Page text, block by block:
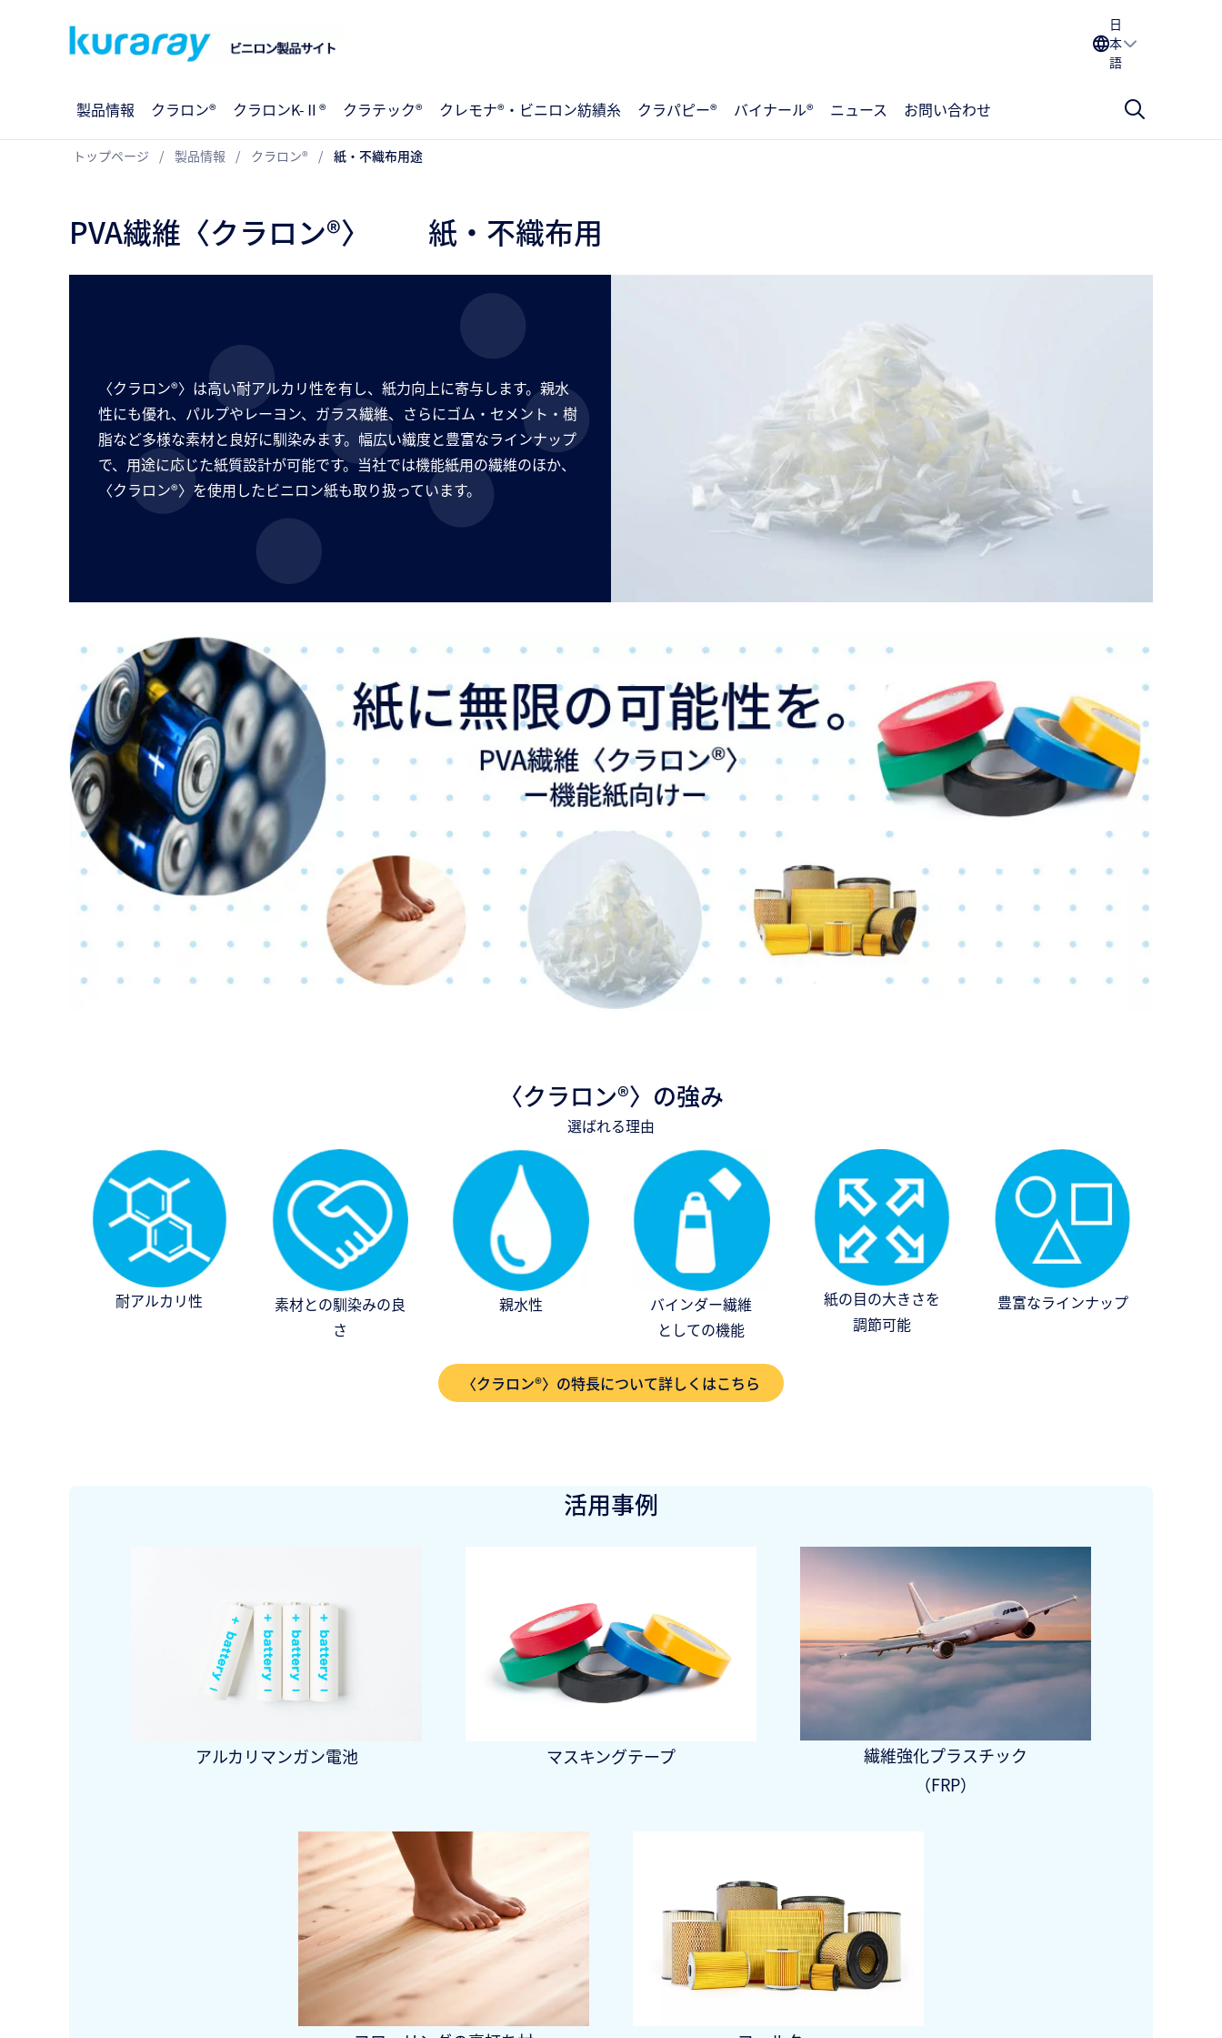
日
本
語
製品情報 クラロン® クラロンK-Ⅱ® クラテック® クレモナ®・ビニロン紡績糸 クラパピー® バイナール® ニュース お問い合わせ
トップページ 製品情報 クラロン® 紙・不織布用途
PVA繊維〈クラロン®〉 紙・不織布用
〈クラロン®〉は高い耐アルカリ性を有し、紙力向上に寄与します。親水
性にも優れ、パルプやレーヨン、ガラス繊維、さらにゴム・セメント・樹
脂など多様な素材と良好に馴染みます。幅広い繊度と豊富なラインナップ
で、用途に応じた紙質設計が可能です。当社では機能紙用の繊維のほか、
〈クラロン®〉を使用したビニロン紙も取り扱っています。
〈クラロン®〉の強み
選ばれる理由
耐アルカリ性
素材との馴染みの良
さ
親水性
バインダー繊維
としての機能
紙の目の大きさを
調節可能
豊富なラインナップ
〈クラロン®〉の特長について詳しくはこちら
活用事例
アルカリマンガン電池 マスキングテープ
繊維強化プラスチック
（FRP）